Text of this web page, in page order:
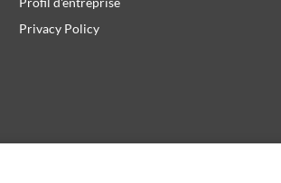
Privacy Policy